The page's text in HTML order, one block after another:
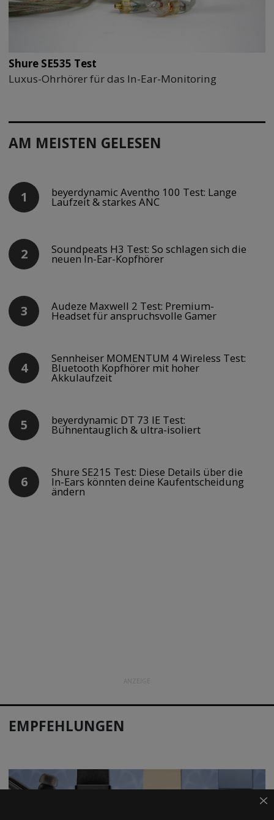
Shure SE535 Test
Luxus-Ohrhörer für das In-Ear-Monitoring
AM MEISTEN GELESEN
beyerdynamic Aventho 100 Test: Lange
Laufzeit & starkes ANC
Soundpeats H3 Test: So schlagen sich die
neuen In-Ear-Kopfhörer
Audeze Maxwell 2 Test: Premium-
Headset für anspruchsvolle Gamer
Sennheiser MOMENTUM 4 Wireless Test:
Bluetooth Kopfhörer mit hoher
Akkulaufzeit
beyerdynamic DT 73 IE Test:
Bühnentauglich & ultra-isoliert
Shure SE215 Test: Diese Details über die
In-Ears könnten deine Kaufentscheidung
ändern
ANZEIGE
EMPFEHLUNGEN